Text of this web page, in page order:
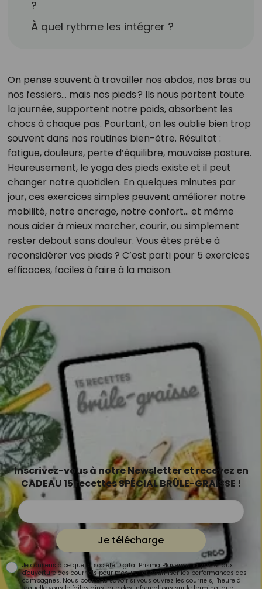
?
À quel rythme les intégrer ?
On pense souvent à travailler nos abdos, nos bras ou
nos fessiers… mais nos pieds ? Ils nous portent toute
la journée, supportent notre poids, absorbent les
chocs à chaque pas. Pourtant, on les oublie bien trop
souvent dans nos routines bien-être. Résultat :
fatigue, douleurs, perte d’équilibre, mauvaise posture.
Heureusement, le yoga des pieds existe et il peut
changer notre quotidien. En quelques minutes par
jour, ces exercices simples peuvent améliorer notre
mobilité, notre ancrage, notre confort… et même
nous aider à mieux marcher, courir, ou simplement
rester debout sans douleur. Vous êtes prêt·e à
reconsidérer vos pieds ? C’est parti pour 5 exercices
efficaces, faciles à faire à la maison.
Inscrivez-vous à notre Newsletter et recevez en
CADEAU 15 recettes SPÉCIAL BRÛLE-GRAISSE !
Je télécharge
Je consens à ce que la société Digital Prisma Players analyse le taux
d'ouverture des courriels pour mesurer et optimiser les performances des
campagnes. Nous pourrons savoir si vous ouvrez les courriels, l'heure à